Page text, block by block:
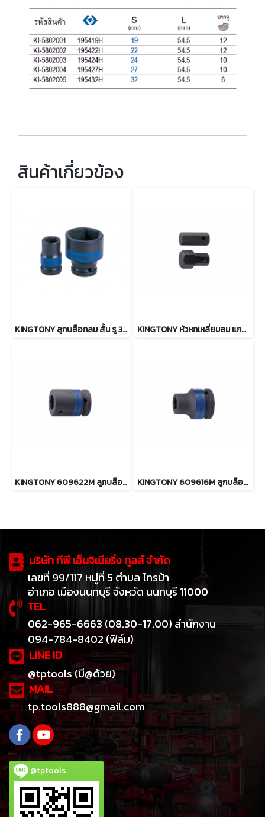
สินค้าเกี่ยวข้อง
KINGTONY ลูกบล็อกลม สั้น รู 3/4” 6เหลี่ยม ขนาด 14mm. ถึง 30mm. KINGTONY หัวหกเหลี่ยมลม แกน 16mm. ขนาด 10 ถึง 22mm.
KINGTONY 609622M ลูกบล็อกลม ต่อแกนหกเหลี่ยม รู 3/4” ขนาด 22 mm. KINGTONY 609616M ลูกบล็อกลม ต่อแกนหกเหลี่ยม รู 3/4” ขนาด 16 mm.
บริษัท ทีพี เอ็นจิเนียริ่ง ทูลส์ จำกัด
เลขที่ 99/117 หมู่ที่ 5 ตำบล ไทรม้า
อำเภอ เมืองนนทบุรี จังหวัด นนทบุรี 11000
TEL
062-965-6663 (08.30-17.00) สำนักงาน
094-784-8402 (ฟิล์ม)
LINE ID
@tptools (มี@ด้วย)
MAIL
tp.tools888@gmail.com
@tptools